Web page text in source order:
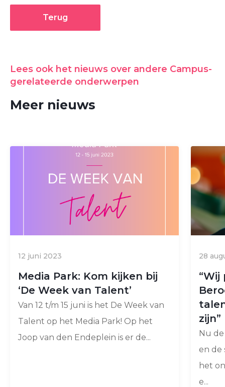
Terug
Lees ook het nieuws over andere Campus-
gerelateerde onderwerpen
Meer nieuws
12 juni 2023
Media Park: Kom kijken bij
‘De Week van Talent’
Van 12 t/m 15 juni is het De Week van
Talent op het Media Park! Op het
Joop van den Endeplein is er de...
28
“Wij
zijn”
Nu
en de
het
e...